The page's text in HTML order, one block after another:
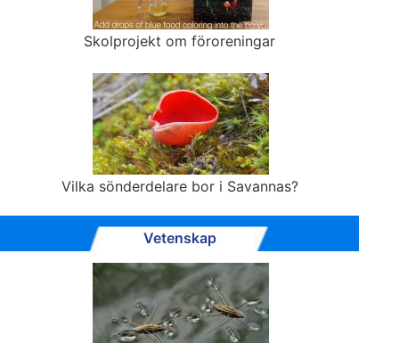
Skolprojekt om föroreningar
Vilka sönderdelare bor i Savannas?
Vetenskap